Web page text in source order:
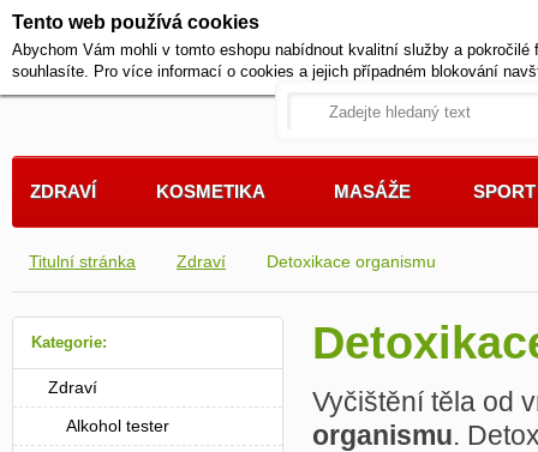
Titulní stránka Zdraví Detoxikace organismu
Vyčištění těla od
organismu.
Kategorie:
Zdraví
Alkohol tester
Pracovní dny od 9 do 17
ZDRAVÍ KOSMETIKA MASÁŽE SPORT
Tento web používá cookies
Abychom Vám mohli v tomto eshopu nabídnout kvalitní služby a
souhlasíte. Pro více informací o cookies a jejich případném blokování